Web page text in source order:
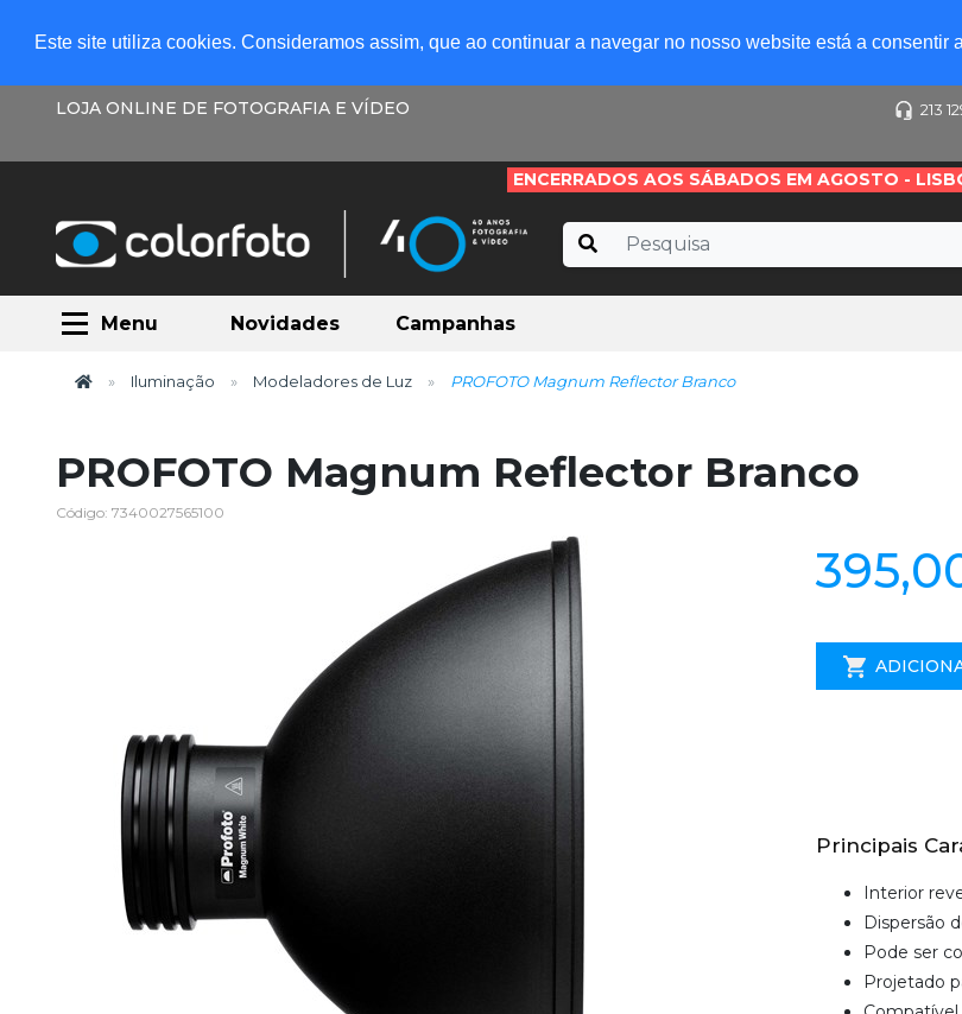
Este site utiliza cookies. Consideramos assim, que ao continuar a navegar no nosso website está a consentir
LOJA ONLINE DE FOTOGRAFIA E VÍDEO 213
ENCERRADOS AOS SÁBADOS EM AGOSTO -
Menu Novidades Campanhas
Iluminação Modeladores de Luz PROFOTO Magnum Reflector Branco
PROFOTO Magnum Reflector Branco
Código: 7340027565100
Principais
Interior
Dispersão
Pode ser
Projetado